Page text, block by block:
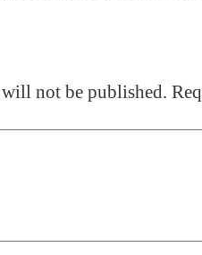
not be published.